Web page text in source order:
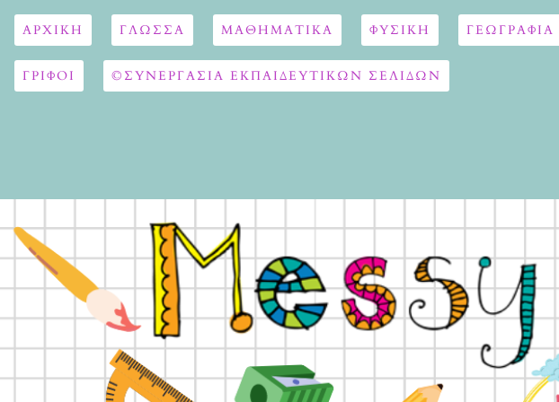
ΑΡΧΙΚΉ ΓΛΏΣΣΑ ΜΑΘΗΜΑΤΙΚΆ ΦΥΣΙΚΗ ΓΕΩΓΡΑΦΊΑ
ΓΡΙΦΟΙ ©ΣΥΝΕΡΓΑΣΙΑ ΕΚΠΑΙΔΕΥΤΙΚΩΝ ΣΕΛΙΔΩΝ